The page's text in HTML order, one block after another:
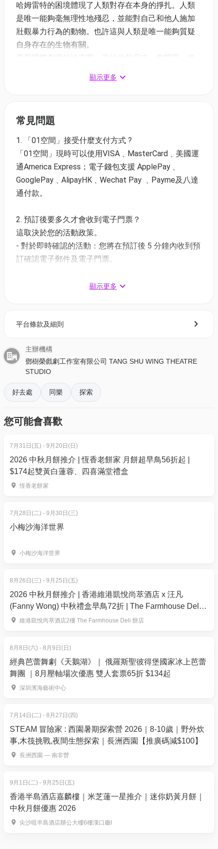
哈姆雷特的困境體現了人類對存在本身的掙扎。人類
是唯一能夠毫無理性地殘忍，並能對自己和他人施加
壯觀暴力行為的動物。也許這與人類是唯一能夠質疑
自身存在的生物有關。
享譽國際劇壇的迪克蘭．唐納倫和尼克．奧門羅，進
第二屆香港國際莎劇節｜克拉約瓦國立劇院《哈姆雷
特》｜演出詳情
日期：2026年6月16-17日（二-三）8PM
地點：西九文化區自由空間大盒
時長：節目長約2小時，不設中場休息。
以羅馬尼亞語演出，附中英文字幕。
觀眾務請準時入座，遲到觀眾不得進場。
第二屆香港國際莎劇節 ｜克拉約瓦國立劇院《哈姆雷
特》｜票價詳情
01獨家85折 二人套票- Ticket A (原價$1000) HK$ 850
原著：威廉‧莎士比亞
舞台及服裝設計：尼克．奧門羅
助理導演：勞倫修．圖鐸
作曲：卡里．提博
助理服裝設計師：阿德琳娜．加利恰努
舞台格鬥指導：米哈伊爾．安東尼
翻譯：喬治．沃爾恰諾夫
演出：克拉約瓦國立劇院
聯合製作：「與你同行」劇團、克拉約瓦國立劇院
鄧樹榮戲劇工作室
鄧樹榮戲劇工作室由鄧樹榮於2009年創立，前身是
1997年註冊的「無人地帶」，定位是一戲劇研創及教
在藝術總監鄧樹榮的帶領下，工作室提倡「從身體出
十多齣作品，作品包括《泰特斯》、《泰特斯2.0》、
《打轉教室》、《舞・雷雨》、《你為甚麼不是Steve
Jobs？》、《馬克白》（後改名為《馬克白的悲
劇》）、《死人的手機》、《超自然之戀》、《李爾
工作室曾到中國內地多個城市包括北京、上海、廣
州、深圳等巡演。2012年及2015年獲邀到倫敦莎士比
「羅馬尼亞克拉約瓦國際莎劇節」和「北京人藝國際
戲劇邀請展」等知名戲劇節。2024年，工作室成功舉
辦了「第一屆香港國際莎劇節」。
2014年，藝術總監鄧樹榮兼任課程總監，創辦了
「PTI專業形體戲劇青年訓練課程」，旋即成為具口碑
的劇場訓練課程品牌，於2015年獲藝發局頒發「香港
藝術發展獎藝術教育獎（非學校組）」，至今培訓了
顯示更多
常見問題
1. 「01空間」接受什麼支付方式 ?
「01空間」現時可以使用VISA﹑MasterCard﹑美國運
通America Express；電子錢包支援 ApplePay﹑
GooglePay﹑AlipayHK﹑Wechat Pay ﹑Payme及八達
通付款。
2. 預訂後要多久才會收到電子門票？
這取決於您的活動政策。
- 對於即時確認的活動：您將在預訂後 5 分鐘內收到預
訂確認電子郵件及電子門票。
1 - 3 個工作天內發送到您所登記的電郵地址。
- 會員可以下載《香港01》流動應用程式(APP) ，並以
按「門票」> 點擊相關活動電子門票；
- 透過訂單電郵內按「查看電子票」連結; 部份活動設
4. 我預訂了活動，但還沒收到確認電郵，該怎樣辦？
- 如果仍未能找到確認電郵，你可以電郵到
5. 下單後，我可以修改訂單或申請退款嗎？
訂單確認後，不設修改及退款，如需更多協助，請電
郵到 01space@hk01.com。
6. 如何賺取及使用 01 積分？
於「01空間」購票，每消費$1即可賺取1「01積
再賺，賺完再買、再食、再玩！
顯示更多
平台條款及細則
主辦機構
鄧樹榮戲劇工作室有限公司 TANG SHU WING THEATRE
STUDIO
好去處 同樂 探索
您可能會喜歡
7月31日(五) - 9月20日(日)
2026 中秋月餅推介 | 恆香老餅家 月餅超早鳥56折起 |
$174起雙黃白蓮蓉、四喜滿堂禮盒
恆香老餅家
7月28日(二) - 9月30日(三)
小梅沙海洋世界
小梅沙海洋世界
8月26日(三) - 9月25日(五)
2026 中秋月餅推介 | 香港維港凱悅尚萃酒店 x 汪凡
(Fanny Wong) 中秋禮盒早鳥72折 | The Farmhouse Deli
餅店｜低糖奶黃月餅
維港凱悅尚萃酒店2樓 The Farmhouse Deli 餅店
8月8日(六) - 8月9日(日)
經典芭蕾舞劇《天鵝湖》｜ 俄羅斯聖彼得堡國家冰上芭蕾
舞團 ｜8月壓軸場次優惠 雙人套票65折 $134起
深圳濱海藝術中心
7月14日(二) - 8月27日(四)
STEAM 冒險家 : 西園暑期探索營 2026｜8-10歲｜野外炊
事,木筏挑戰,夜間生態探索｜長洲西園【推廣碼減$100】
長洲西園 — 南非營
9月1日(二) - 9月25日(五)
香港半島酒店嘉麟樓｜米芝蓮一星推介｜迷你奶黃月餅｜
中秋月餅優惠 2026
尖沙咀半島酒店辦公大樓6樓漢口廳I